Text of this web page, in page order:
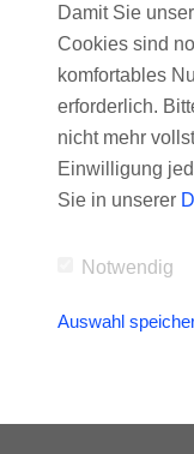
für ein
Damit Sie
Cookies sind
komfortables
erforderlich.
nicht mehr
Einwilligung
Sie in unserer
Notwendig
Auswahl